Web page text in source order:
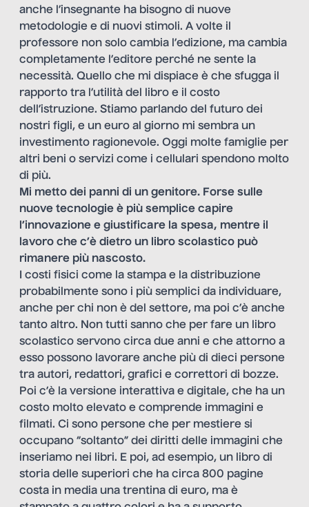
anche l’insegnante ha bisogno di nuove
metodologie e di nuovi stimoli. A volte il
professore non solo cambia l’edizione, ma cambia
completamente l’editore perché ne sente la
necessità. Quello che mi dispiace è che sfugga il
rapporto tra l’utilità del libro e il costo
dell’istruzione. Stiamo parlando del futuro dei
nostri figli, e un euro al giorno mi sembra un
investimento ragionevole. Oggi molte famiglie per
altri beni o servizi come i cellulari spendono molto
di più.
Mi metto dei panni di un genitore. Forse sulle
nuove tecnologie è più semplice capire
l’innovazione e giustificare la spesa, mentre il
lavoro che c’è dietro un libro scolastico può
rimanere più nascosto.
I costi fisici come la stampa e la distribuzione
probabilmente sono i più semplici da individuare,
anche per chi non è del settore, ma poi c’è anche
tanto altro. Non tutti sanno che per fare un libro
scolastico servono circa due anni e che attorno a
esso possono lavorare anche più di dieci persone
tra autori, redattori, grafici e correttori di bozze.
Poi c’è la versione interattiva e digitale, che ha un
costo molto elevato e comprende immagini e
filmati. Ci sono persone che per mestiere si
occupano “soltanto” dei diritti delle immagini che
inseriamo nei libri. E poi, ad esempio, un libro di
storia delle superiori che ha circa 800 pagine
costa in media una trentina di euro, ma è